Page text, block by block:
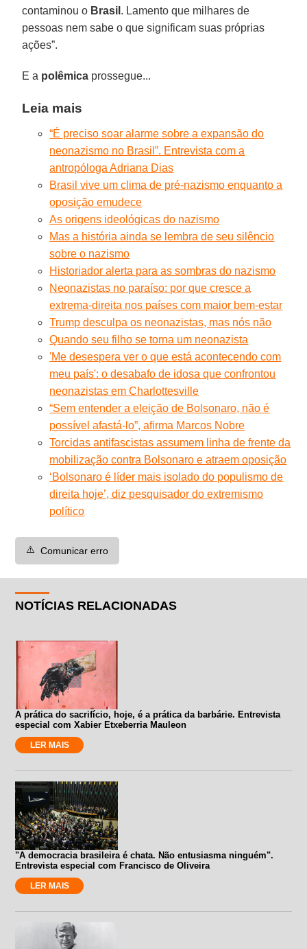
contaminou o Brasil . Lamento que milhares de
pessoas nem sabe o que significam suas próprias
ações”.
E a polêmica prossegue...
Leia mais
“É preciso soar alarme sobre a expansão do
neonazismo no Brasil”. Entrevista com a
antropóloga Adriana Dias
Brasil vive um clima de pré-nazismo enquanto a
oposição emudece
As origens ideológicas do nazismo
Mas a história ainda se lembra de seu silêncio
sobre o nazismo
Historiador alerta para as sombras do nazismo
Neonazistas no paraíso: por que cresce a
extrema-direita nos países com maior bem-estar
Trump desculpa os neonazistas, mas nós não
Quando seu filho se torna um neonazista
'Me desespera ver o que está acontecendo com
meu país': o desabafo de idosa que confrontou
neonazistas em Charlottesville
“Sem entender a eleição de Bolsonaro, não é
possível afastá-lo”, afirma Marcos Nobre
Torcidas antifascistas assumem linha de frente da
mobilização contra Bolsonaro e atraem oposição
‘Bolsonaro é líder mais isolado do populismo de
direita hoje’, diz pesquisador do extremismo
político
⚠️ Comunicar erro
NOTÍCIAS RELACIONADAS
A prática do sacrifício, hoje, é a prática da barbárie. Entrevista
especial com Xabier Etxeberria Mauleon
LER MAIS
"A democracia brasileira é chata. Não entusiasma ninguém".
Entrevista especial com Francisco de Oliveira
LER MAIS